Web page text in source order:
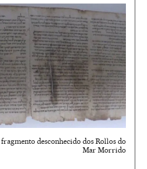
desconhecido dos Rollos do
Mar Morrido